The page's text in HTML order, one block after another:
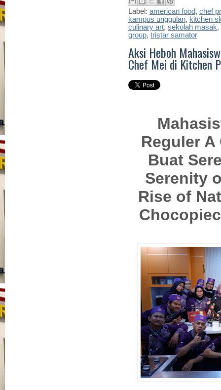
Label: american food, chef
kampus unggulan, kitchen
culinary art, sekolah masak,
group, tristar samator
Aksi Heboh
Chef Mei di Kitchen
Reguler
Buat
Serenity
Rise of